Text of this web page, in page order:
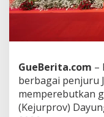
GueBerita.com –
berbagai penjuru
memperebutkan
(Kejurprov)